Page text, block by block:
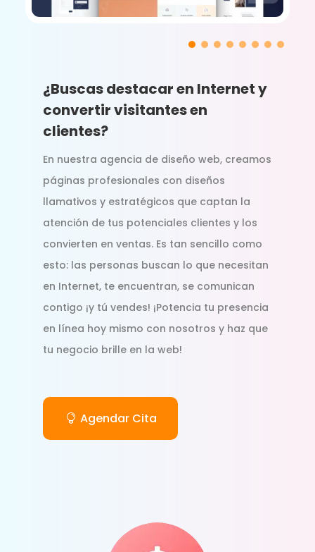
¿Buscas destacar en Internet y
convertir visitantes en
clientes?
En nuestra agencia de diseño web, creamos
páginas profesionales con diseños
llamativos y estratégicos que captan la
atención de tus potenciales clientes y los
convierten en ventas. Es tan sencillo como
esto: las personas buscan lo que necesitan
en Internet, te encuentran, se comunican
contigo ¡y tú vendes! ¡Potencia tu presencia
en línea hoy mismo con nosotros y haz que
tu negocio brille en la web!
Agendar Cita